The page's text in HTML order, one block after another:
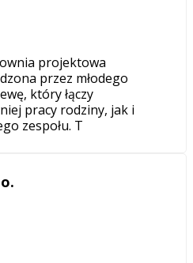
projektowa
przez młodego
który łączy
pracy rodziny, jak i
zespołu. T